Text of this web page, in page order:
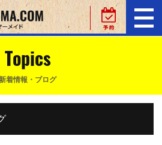
Topics
着情報・ブログ